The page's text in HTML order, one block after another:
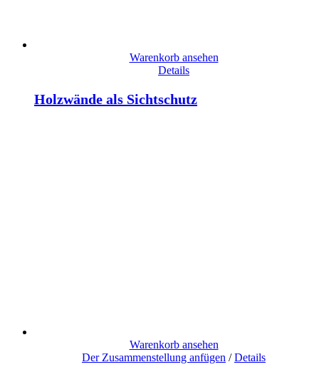
Warenkorb ansehen
Details
Holzwände als Sichtschutz
Warenkorb ansehen
Der Zusammenstellung anfügen / Details